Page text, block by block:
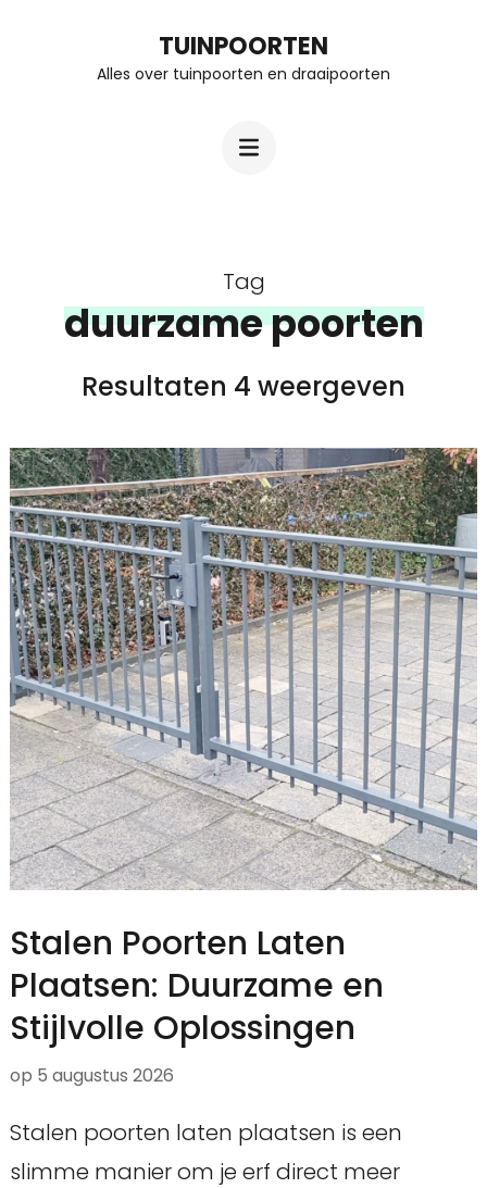
TUINPOORTEN
Alles over tuinpoorten en draaipoorten
Tag
duurzame poorten
Resultaten 4 weergeven
Stalen Poorten Laten
Plaatsen: Duurzame en
Stijlvolle Oplossingen
op 5 augustus 2026
Stalen poorten laten plaatsen is een
slimme manier om je erf direct meer